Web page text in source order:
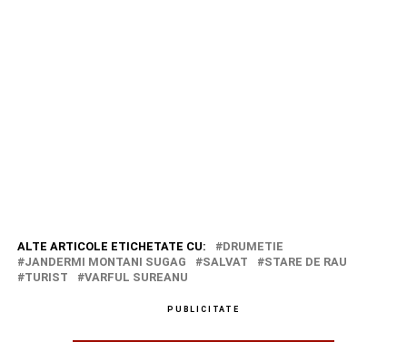
ALTE ARTICOLE ETICHETATE CU:
DRUMETIE
JANDERMI MONTANI SUGAG
SALVAT
STARE DE RAU
TURIST
VARFUL SUREANU
PUBLICITATE